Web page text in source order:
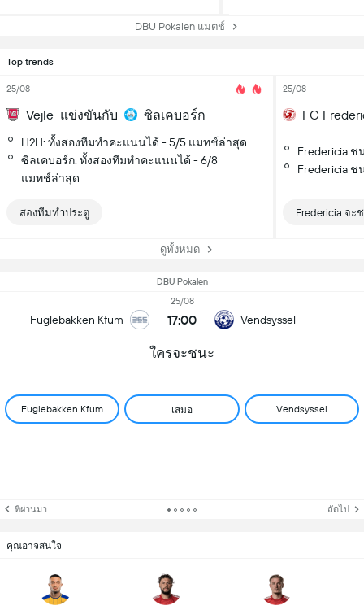
DBU Pokalen แมตช์
Top trends
25/08
Vejle แข่งขันกับ ซิลเคบอร์ก
H2H: ทั้งสองทีมทำคะแนนได้ - 5/5 แมทช์ล่าสุด
ซิลเคบอร์ก: ทั้งสองทีมทำคะแนนได้ - 6/8
แมทช์ล่าสุด
สองทีมทำประตู
25/08
FC
Fredericia
Fredericia
Fredericia จะ
ดูทั้งหมด
DBU Pokalen
Fuglebakken Kfum
25/08
17:00 Vendsyssel
ใครจะชนะ
Fuglebakken Kfum เสมอ Vendsyssel
ที่ผ่านมา ถัดไป
คุณอาจสนใจ